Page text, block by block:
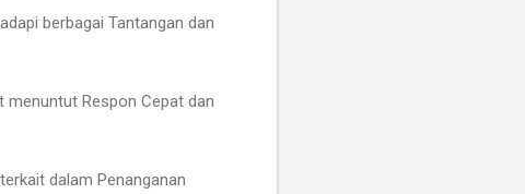
berbagai Tantangan dan
menuntut Respon Cepat dan
dalam Penanganan